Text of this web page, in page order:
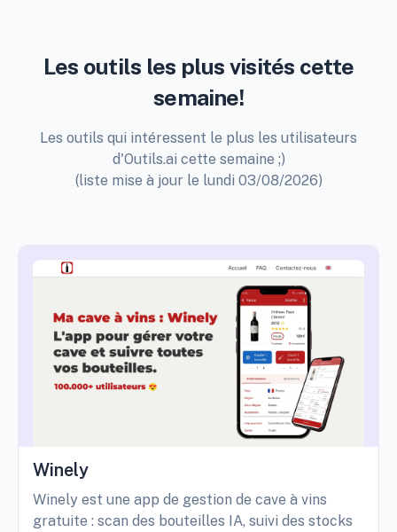
Les outils les plus visités cette
semaine!
Les outils qui intéressent le plus les utilisateurs
d'Outils.ai cette semaine ;)
(liste mise à jour le lundi 03/08/2026)
Winely
Winely est une app de gestion de cave à vins
gratuite : scan des bouteilles IA, suivi des stocks